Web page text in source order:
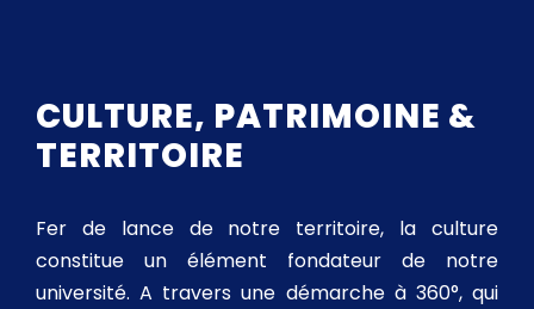
CULTURE, PATRIMOINE &
TERRITOIRE
Fer de lance de notre territoire, la culture
constitue un élément fondateur de notre
université. A travers une démarche à 360°, qui